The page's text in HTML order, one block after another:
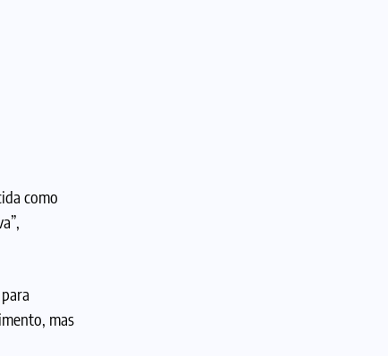
como
mas